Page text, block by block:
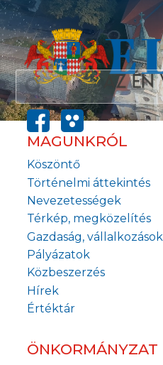
MAGUNKRÓL
Köszöntő
Történelmi áttekintés
Nevezetességek
Térkép, megközelítés
Gazdaság, vállalkozások
Pályázatok
Közbeszerzés
Hírek
Értéktár
ÖNKORMÁNYZAT